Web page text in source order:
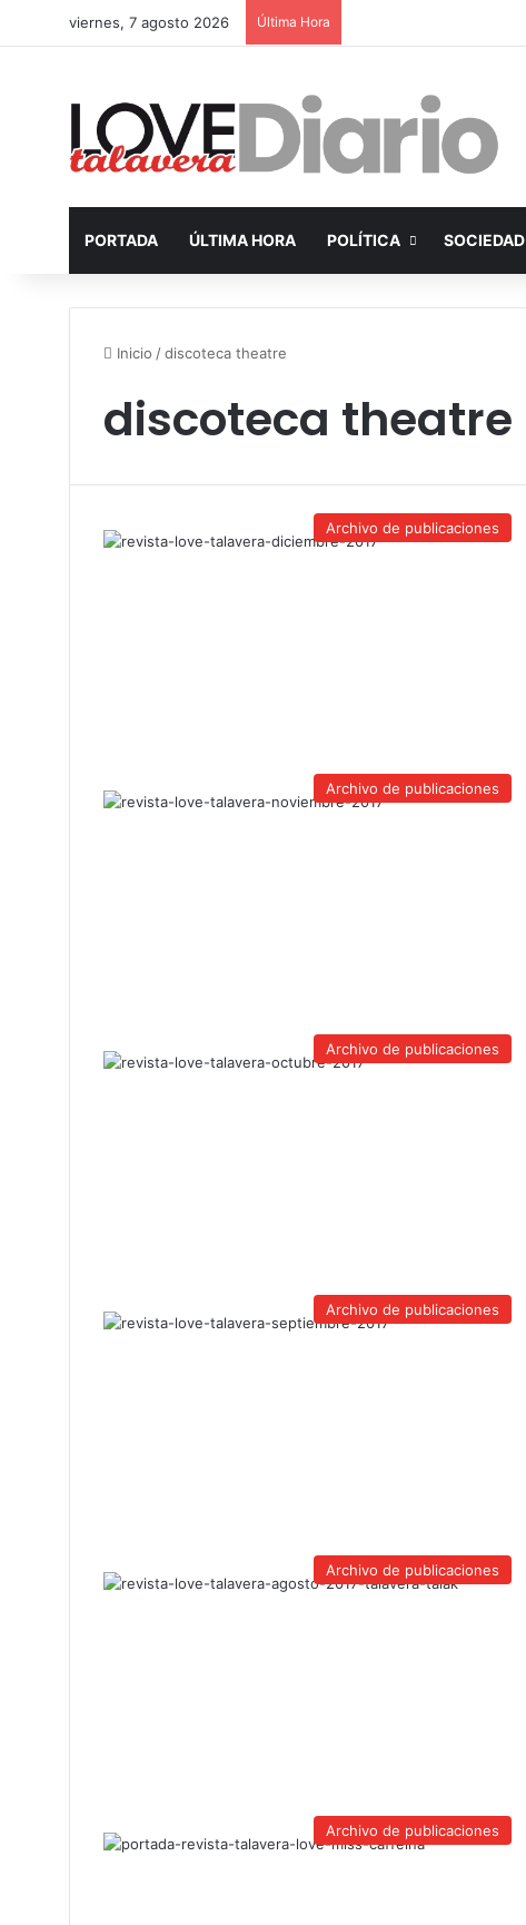
viernes, 7 agosto 2026 Última Hora
PORTADA ÚLTIMA HORA POLÍTICA SOCIEDAD
Inicio /discoteca theatre
discoteca theatre
Archivo de publicaciones
Archivo de publicaciones
Archivo de publicaciones
Archivo de publicaciones
Archivo de publicaciones
Archivo de publicaciones